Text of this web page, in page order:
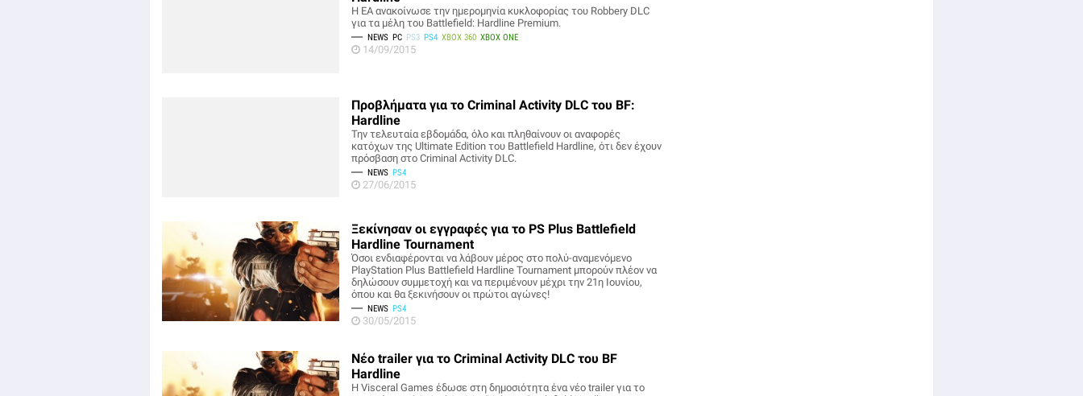
Η ΕΑ ανακοίνωσε την ημερομηνία κυκλοφορίας του Robbery DLC
για τα μέλη του Battlefield: Hardline Premium.
NEWS PC PS3 PS4 XBOX 360 XBOX ONE
14/09/2015
Προβλήματα για το Criminal Activity DLC του BF:
Hardline
Την τελευταία εβδομάδα, όλο και πληθαίνουν οι αναφορές
κατόχων της Ultimate Edition του Battlefield Hardline, ότι δεν έχουν
πρόσβαση στο Criminal Activity DLC.
NEWS PS4
27/06/2015
Ξεκίνησαν οι εγγραφές για το PS Plus Battlefield
Hardline Tournament
Όσοι ενδιαφέρονται να λάβουν μέρος στο πολύ-αναμενόμενο
PlayStation Plus Battlefield Hardline Tournament μπορούν πλέον να
δηλώσουν συμμετοχή και να περιμένουν μέχρι την 21η Ιουνίου,
όπου και θα ξεκινήσουν οι πρώτοι αγώνες!
NEWS PS4
30/05/2015
Νέο trailer για το Criminal Activity DLC του BF
Hardline
Η Visceral Games έδωσε στη δημοσιότητα ένα νέο trailer για το